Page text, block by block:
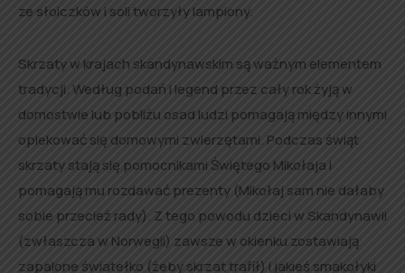
ze słoiczków i soli tworzyły lampiony.
Skrzaty w krajach skandynawskim są ważnym elementem
tradycji. Według podań i legend przez cały rok żyją w
domostwie lub pobliżu osad ludzi pomagają między innymi
opiekować się domowymi zwierzętami. Podczas świąt
skrzaty stają się pomocnikami Świętego Mikołaja i
pomagają mu rozdawać prezenty (Mikołaj sam nie dałaby
sobie przecież rady). Z tego powodu dzieci w Skandynawii
(zwłaszcza w Norwegii) zawsze w okienku zostawiają
zapalone światełko (żeby skrzat trafił) i jakieś smakołyki